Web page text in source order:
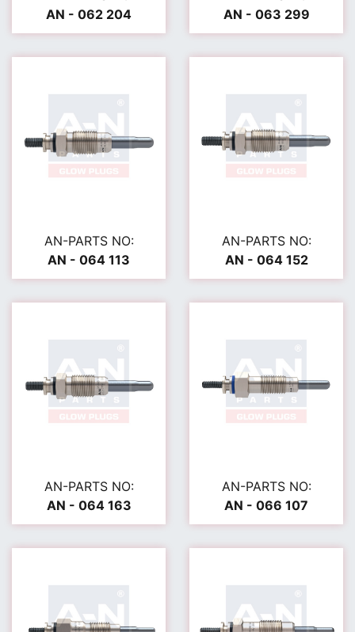
AN - 062 204
AN - 063 299
AN-PARTS NO:
AN - 064 113
AN-PARTS NO:
AN - 064 152
AN-PARTS NO:
AN - 064 163
AN-PARTS NO:
AN - 066 107